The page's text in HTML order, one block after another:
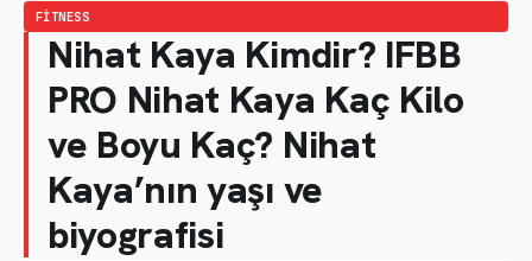
FITNESS
Nihat Kaya Kimdir? IFBB
PRO Nihat Kaya Kaç Kilo
ve Boyu Kaç? Nihat
Kaya’nın yaşı ve
biyografisi